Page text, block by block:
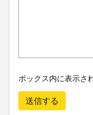
ボックス内に表示さ
送信する